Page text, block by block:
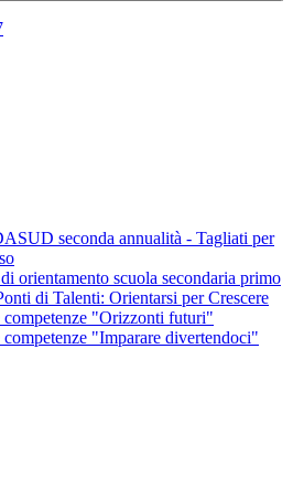
seconda annualità - Tagliati per
orientamento scuola secondaria primo
di Talenti: Orientarsi per Crescere
competenze "Orizzonti futuri"
competenze "Imparare divertendoci"